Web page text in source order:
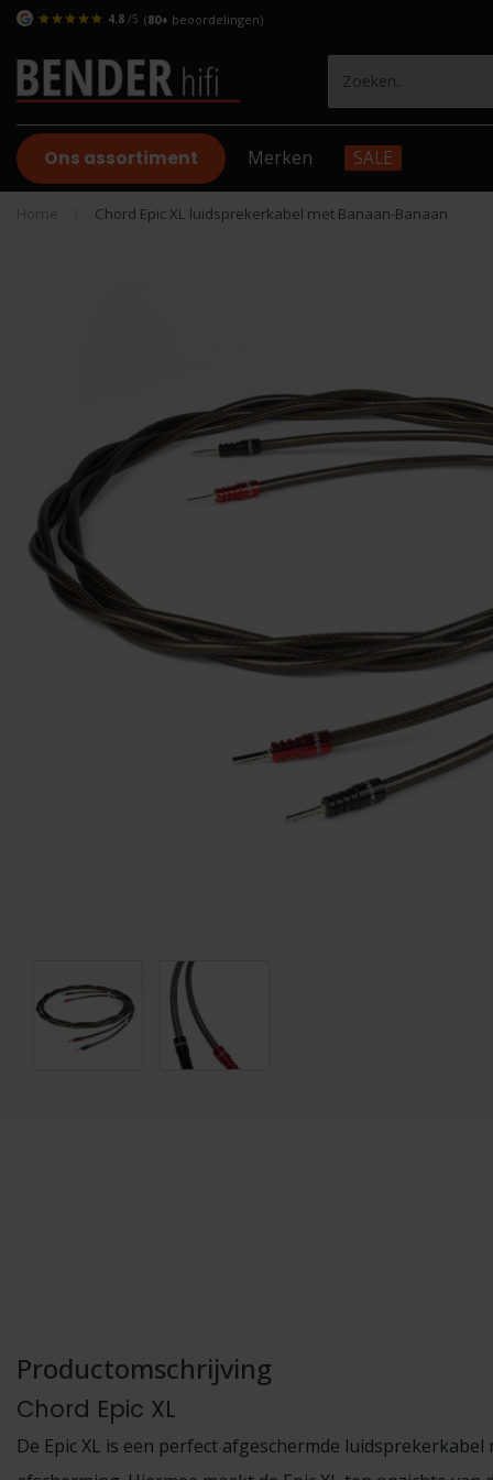
4.8 /5 (80+ beoordelingen)
Ons assortiment Merken SALE
Home Chord Epic XL luidsprekerkabel met Banaan-Banaan
Productomschrijving
Chord Epic XL
De Epic XL is een perfect afgeschermde